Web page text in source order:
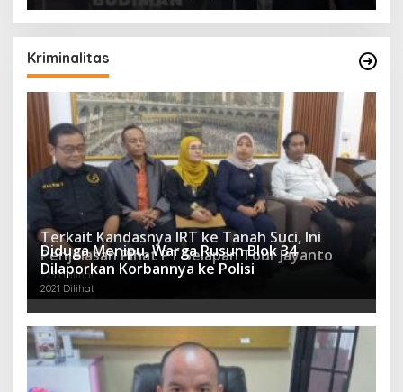
Kriminalitas
Terkait Kandasnya IRT ke Tanah Suci, Ini
Penjelasan Pihat PT Selapan Tour Jayanto
2233 Dilihat
Diduga Menipu, Warga Rusun Blok 34
Dilaporkan Korbannya ke Polisi
2021 Dilihat